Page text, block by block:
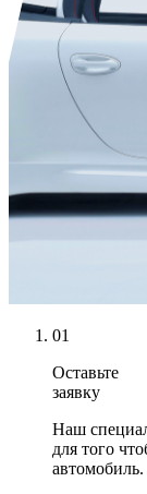
01
Оставьте
заявку
Наш
для того
автомобиль.